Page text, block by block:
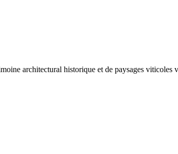
architectural historique et de paysages viticoles